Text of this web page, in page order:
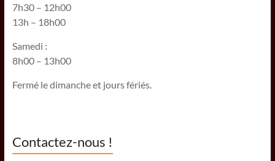
7h30 – 12h00
13h – 18h00
Samedi :
8h00 – 13h00
Fermé le dimanche et jours fériés.
Contactez-nous !